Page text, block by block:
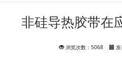
非硅导热胶带在
浏览次数：5068